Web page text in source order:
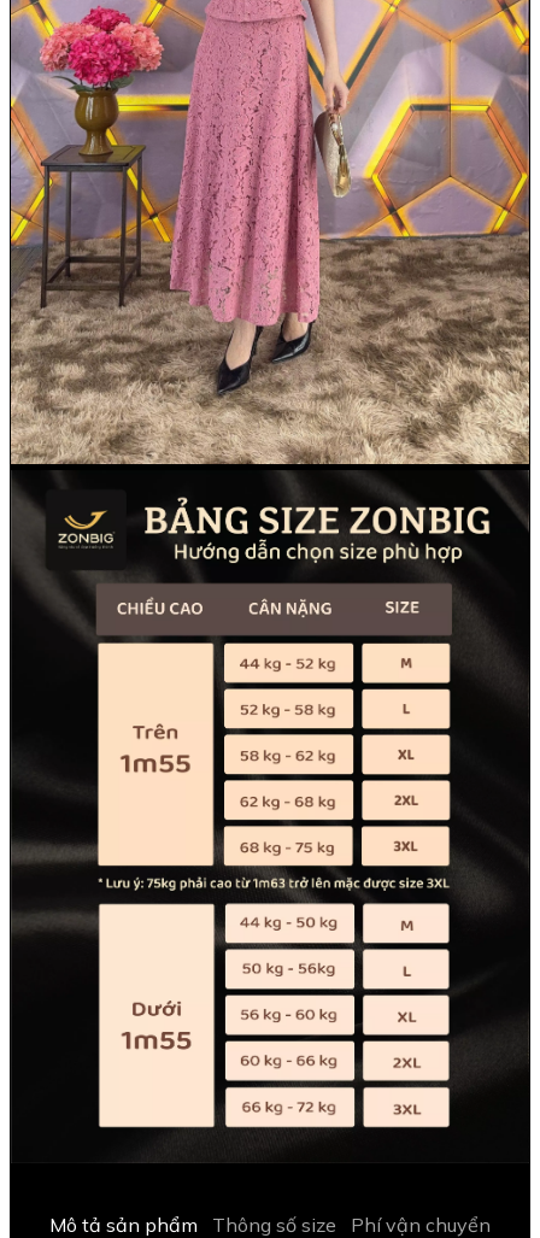
Mô tả sản phẩm Thông số size
Phí vận chuyển